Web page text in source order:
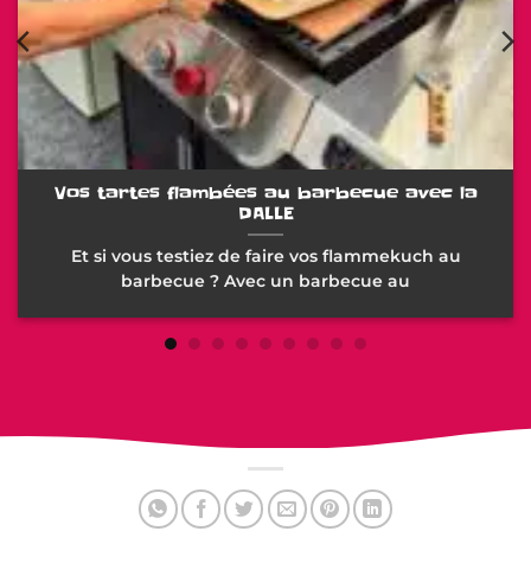
Vos tartes flambées au barbecue avec la
DALLE
Et si vous testiez de faire vos flammekuch au
barbecue ? Avec un barbecue au